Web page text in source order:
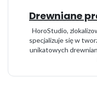
Drewniane
HoroStudio,
specjalizuje się w
unikatowych